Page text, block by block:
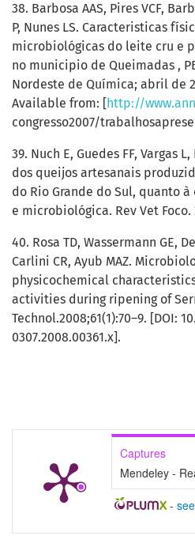
Captures
Mendeley -
-
38. Barbosa AAS, Pires VCF,
P, Nunes LS. Caracteristicas
microbiológicas do leite cru e
no municipio de Queimadas ,
Nordeste de Química; abril de
Available from: [ http://
congresso2007/
39. Nuch E, Guedes FF, Vargas
dos queijos artesanais
do Rio Grande do Sul, quanto
e microbiológica. Rev Vet Foco.
40. Rosa TD, Wassermann GE,
Carlini CR, Ayub MAZ.
physicochemical
activities during ripening of
Technol.2008;61(1):70–9. [DOI:
0307.2008.00361.x].